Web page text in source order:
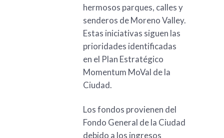
hermosos parques, calles y
senderos de Moreno Valley.
Estas iniciativas siguen las
prioridades identificadas
en el Plan Estratégico
Momentum MoVal de la
Ciudad.
Los fondos provienen del
Fondo General de la Ciudad
debido a los ingresos